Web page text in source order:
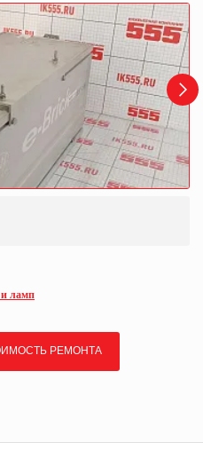
ламп
РЕМОНТА